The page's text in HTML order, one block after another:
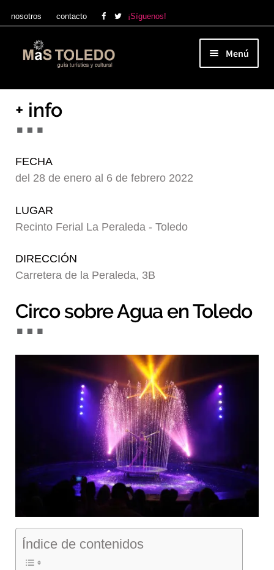
nosotros contacto ¡Síguenos!
navegación
Menú
Blog
MÁS TOLEDO / VERANO 2026
Ya esta disponible aquí
> Agenda Cultural de Toledo
Eventos
+ info
FECHA
del 28 de enero al 6 de febrero 2022
LUGAR
Recinto Ferial La Peraleda - Toledo
DIRECCIÓN
Carretera de la Peraleda, 3B
Circo sobre Agua en Toledo
Índice de contenidos